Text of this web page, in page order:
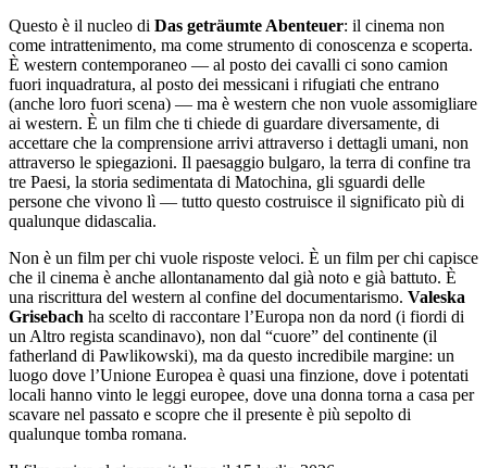
Questo è il nucleo di Das geträumte Abenteuer: il cinema non
come intrattenimento, ma come strumento di conoscenza e scoperta.
È western contemporaneo — al posto dei cavalli ci sono camion
fuori inquadratura, al posto dei messicani i rifugiati che entrano
(anche loro fuori scena) — ma è western che non vuole assomigliare
ai western. È un film che ti chiede di guardare diversamente, di
accettare che la comprensione arrivi attraverso i dettagli umani, non
attraverso le spiegazioni. Il paesaggio bulgaro, la terra di confine tra
tre Paesi, la storia sedimentata di Matochina, gli sguardi delle
persone che vivono lì — tutto questo costruisce il significato più di
qualunque didascalia.
Non è un film per chi vuole risposte veloci. È un film per chi capisce
che il cinema è anche allontanamento dal già noto e già battuto. È
una riscrittura del western al confine del documentarismo. Valeska
Grisebach ha scelto di raccontare l’Europa non da nord (i fiordi di
un Altro regista scandinavo), non dal “cuore” del continente (il
fatherland di Pawlikowski), ma da questo incredibile margine: un
luogo dove l’Unione Europea è quasi una finzione, dove i potentati
locali hanno vinto le leggi europee, dove una donna torna a casa per
scavare nel passato e scopre che il presente è più sepolto di
qualunque tomba romana.